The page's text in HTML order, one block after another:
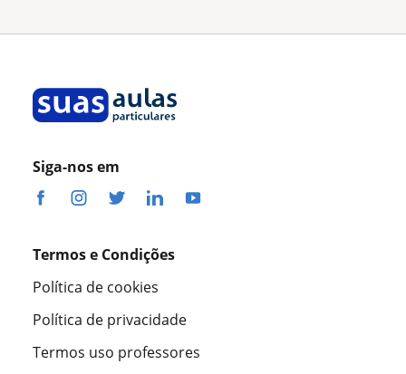
Siga-nos em
Termos e Condições
Política de cookies
Política de privacidade
Termos uso professores